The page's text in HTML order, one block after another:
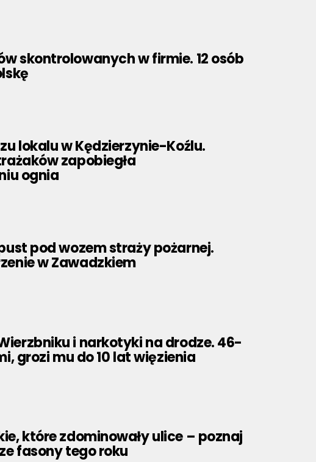
skontrolowanych w firmie. 12 osób
lokalu w Kędzierzynie-Koźlu.
zapobiegła
ognia
pod wozem straży pożarnej.
w Zawadzkiem
i narkotyki na drodze. 46-
grozi mu do 10 lat więzienia
które zdominowały ulice – poznaj
fasony tego roku